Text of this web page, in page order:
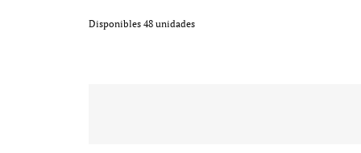
Disponibles 48 unidades